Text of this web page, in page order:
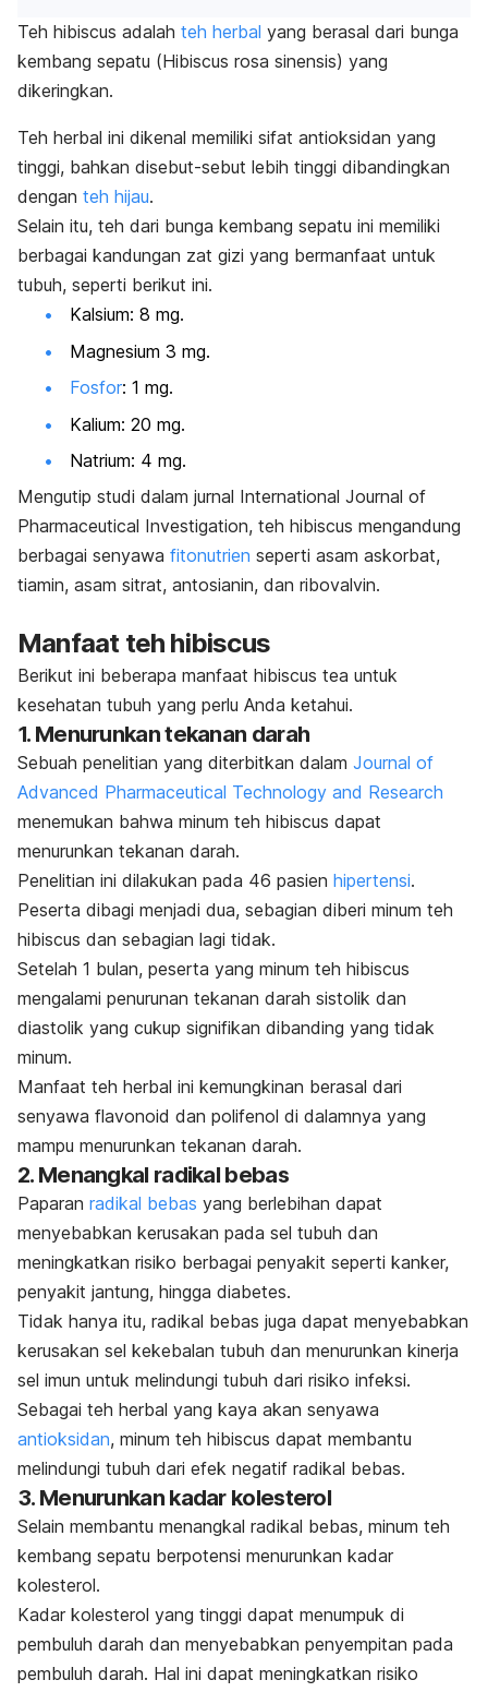
Teh hibiscus adalah teh herbal yang berasal dari bunga
kembang sepatu (Hibiscus rosa sinensis) yang
dikeringkan.
Teh herbal ini dikenal memiliki sifat antioksidan yang
tinggi, bahkan disebut-sebut lebih tinggi dibandingkan
dengan teh hijau.
Selain itu, teh dari bunga kembang sepatu ini memiliki
berbagai kandungan zat gizi yang bermanfaat untuk
tubuh, seperti berikut ini.
Kalsium: 8 mg.
Magnesium 3 mg.
Fosfor: 1 mg.
Kalium: 20 mg.
Natrium: 4 mg.
Mengutip studi dalam jurnal International Journal of
Pharmaceutical Investigation, teh hibiscus mengandung
berbagai senyawa fitonutrien seperti asam askorbat,
tiamin, asam sitrat, antosianin, dan ribovalvin.
Manfaat teh hibiscus
Berikut ini beberapa manfaat hibiscus tea untuk
kesehatan tubuh yang perlu Anda ketahui.
1. Menurunkan tekanan darah
Sebuah penelitian yang diterbitkan dalam Journal of
Advanced Pharmaceutical Technology and Research
menemukan bahwa minum teh hibiscus dapat
menurunkan tekanan darah.
Penelitian ini dilakukan pada 46 pasien hipertensi.
Peserta dibagi menjadi dua, sebagian diberi minum teh
hibiscus dan sebagian lagi tidak.
Setelah 1 bulan, peserta yang minum teh hibiscus
mengalami penurunan tekanan darah sistolik dan
diastolik yang cukup signifikan dibanding yang tidak
minum.
Manfaat teh herbal ini kemungkinan berasal dari
senyawa flavonoid dan polifenol di dalamnya yang
mampu menurunkan tekanan darah.
2. Menangkal radikal bebas
Paparan radikal bebas yang berlebihan dapat
menyebabkan kerusakan pada sel tubuh dan
meningkatkan risiko berbagai penyakit seperti kanker,
penyakit jantung, hingga diabetes.
Tidak hanya itu, radikal bebas juga dapat menyebabkan
kerusakan sel kekebalan tubuh dan menurunkan kinerja
sel imun untuk melindungi tubuh dari risiko infeksi.
Sebagai teh herbal yang kaya akan senyawa
antioksidan, minum teh hibiscus dapat membantu
melindungi tubuh dari efek negatif radikal bebas.
3. Menurunkan kadar kolesterol
Selain membantu menangkal radikal bebas, minum teh
kembang sepatu berpotensi menurunkan kadar
kolesterol.
Kadar kolesterol yang tinggi dapat menumpuk di
pembuluh darah dan menyebabkan penyempitan pada
pembuluh darah. Hal ini dapat meningkatkan risiko